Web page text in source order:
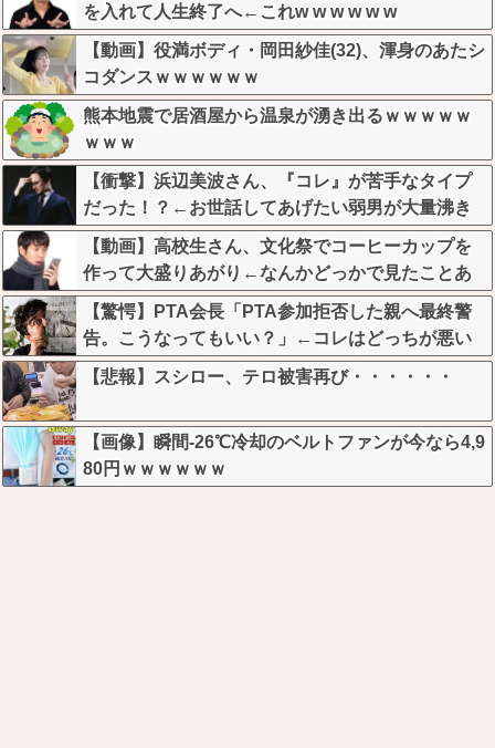
を入れて人生終了へ←これw w w w w w
【動画】役満ボディ・岡田紗佳(32)、渾身のあたシ
コダンスｗｗｗｗｗｗ
熊本地震で居酒屋から温泉が湧き出るｗｗｗｗｗ
ｗｗｗ
【衝撃】浜辺美波さん、『コレ』が苦手なタイプ
だった！？←お世話してあげたい弱男が大量沸き
してしまうw w w w w w w w w
【動画】高校生さん、文化祭でコーヒーカップを
作って大盛りあがり←なんかどっかで見たことあ
ると話題に
【驚愕】PTA会長「PTA参加拒否した親へ最終警
告。こうなってもいい？」←コレはどっちが悪い
のか？大論争が巻き起こってしまう…
【悲報】スシロー、テロ被害再び・・・・・・
【画像】瞬間-26℃冷却のベルトファンが今なら4,9
80円ｗｗｗｗｗｗ